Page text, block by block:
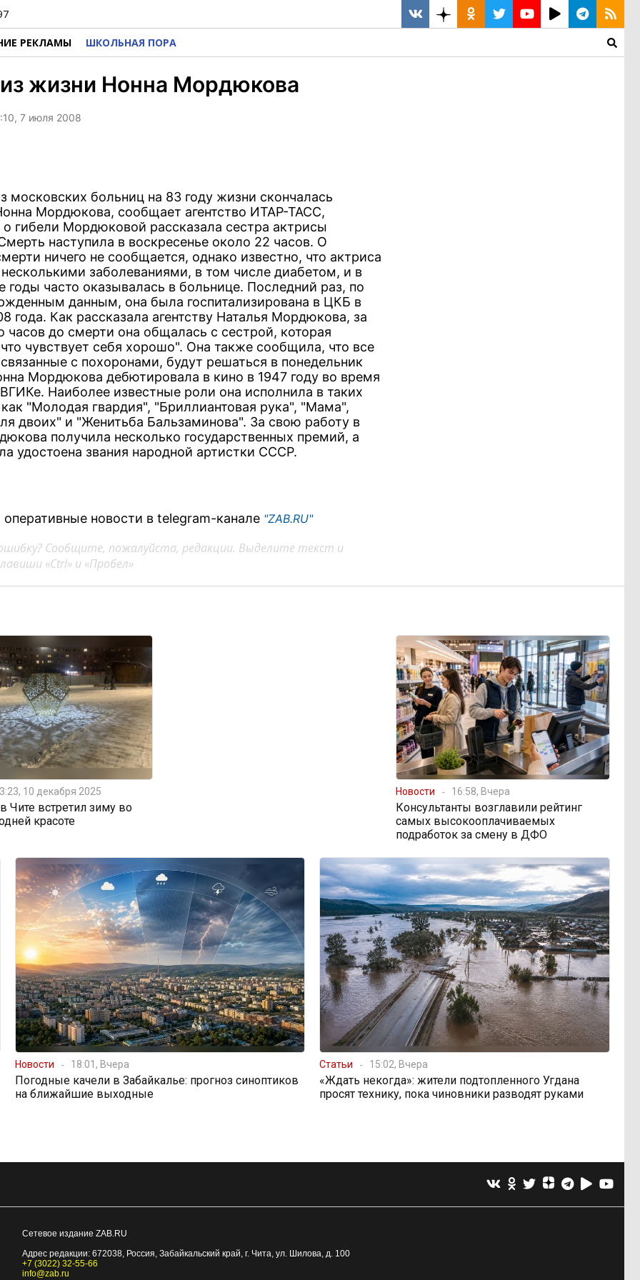
РЕКЛАМЫ ШКОЛЬНАЯ ПОРА
жизни Нонна Мордюкова
7 июля 2008
московских больниц на 83 году жизни скончалась
Мордюкова, сообщает агентство ИТАР-ТАСС,
гибели Мордюковой рассказала сестра актрисы
наступила в воскресенье около 22 часов. О
ничего не сообщается, однако известно, что актриса
заболеваниями, в том числе диабетом, и в
годы часто оказывалась в больнице. Последний раз, по
данным, она была госпитализирована в ЦКБ в
года. Как рассказала агентству Наталья Мордюкова, за
часов до смерти она общалась с сестрой, которая
чувствует себя хорошо". Она также сообщила, что все
с похоронами, будут решаться в понедельник
Мордюкова дебютировала в кино в 1947 году во время
Наиболее известные роли она исполнила в таких
"Молодая гвардия", "Бриллиантовая рука", "Мама",
двоих" и "Женитьба Бальзаминова". За свою работу в
получила несколько государственных премий, а
удостоена звания народной артистки СССР.
новости в telegram-канале "ZAB.RU"
Сообщите, пожалуйста, редакции. Выделите текст и
«Ctrl» и «Пробел»
10 декабря 2025
встретил зиму во
красоте
Новости 16:58, Вчера
Консультанты возглавили рейтинг
самых высокооплачиваемых
подработок за смену в ДФО
Новости 18:01, Вчера
Погодные качели в Забайкалье: прогноз синоптиков
на ближайшие выходные
Статьи 15:02, Вчера
«Ждать некогда»: жители подтопленного Угдана
просят технику, пока чиновники разводят руками
Сетевое издание ZAB.RU
Адрес редакции: 672038, Россия, Забайкальский край, г. Чита, ул. Шилова, д. 100
+7 (3022) 32-55-66
info@zab.ru